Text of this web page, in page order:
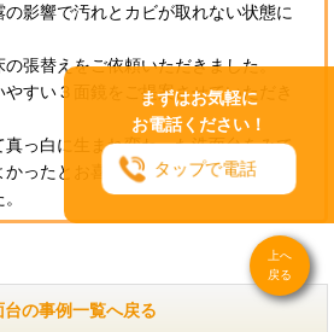
まずはお気軽に
お電話ください！
タップで電話
上へ
戻る
影響で汚れとカビが取れない状態に
張替えをご依頼いただきました。
すい３面鏡をご提案させていただき
真っ白に生まれ変わった洗面台をみて
ったとお喜びいただきました。
台の事例一覧へ戻る